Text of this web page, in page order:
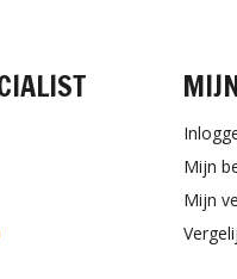
Mijn
Mijn